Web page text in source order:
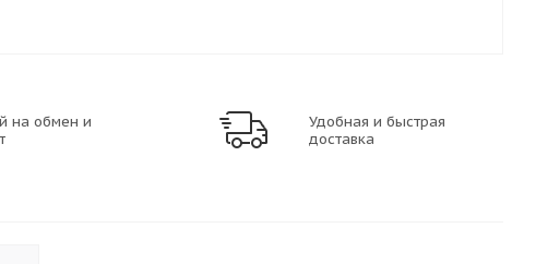
на обмен и
Удобная и быстрая
доставка